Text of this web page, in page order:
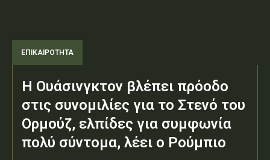
ΕΠΙΚΑΙΡΟΤΗΤΑ
Η Ουάσινγκτον βλέπει πρόοδο
στις συνομιλίες για το Στενό του
Ορμούζ, ελπίδες για συμφωνία
πολύ σύντομα, λέει ο Ρούμπιο